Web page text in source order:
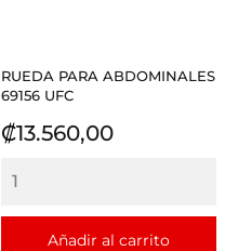
RUEDA PARA ABDOMINALES
69156 UFC
Precio
₡13.560,00
Añadir al carrito